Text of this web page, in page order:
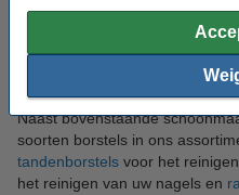
Andere soorten
Naast bovenstaande
soorten borstels in ons
tandenborstels voor het
het reinigen van uw nagels en